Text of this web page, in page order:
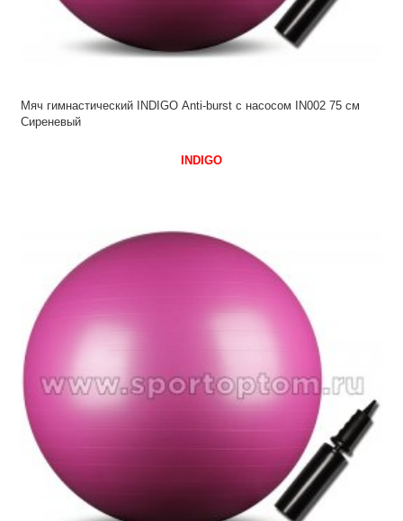
Мяч гимнастический INDIGO Anti-burst с насосом IN002 75 см
Сиреневый
INDIGO